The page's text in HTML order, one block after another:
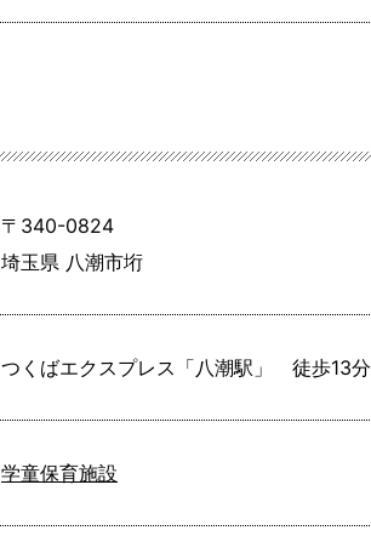
〒340-0824
埼玉県 八潮市垳
つくばエクスプレス「八潮駅」　徒歩13分
学童保育施設